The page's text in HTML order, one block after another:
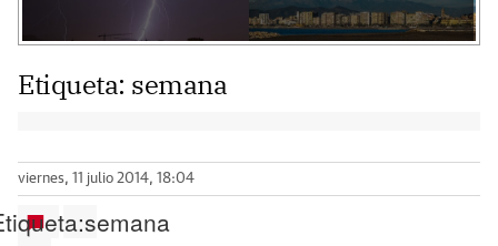
Etiqueta: semana
viernes, 11 julio 2014, 18:04
semana